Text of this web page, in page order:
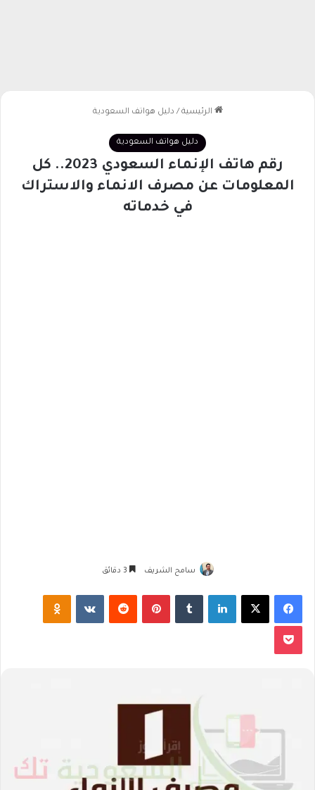
الرئيسية / دليل هواتف السعودية
دليل هواتف السعودية
رقم هاتف الإنماء السعودي 2023.. كل
المعلومات عن مصرف الانماء والاستراك
في خدماته
سامح الشريف
فيسبوك لينكدإن بينتيريست